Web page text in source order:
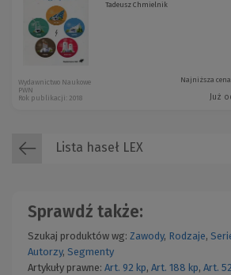
Tadeusz Chmielnik
Najniższa
Już
Wydawnictwo Naukowe
PWN
Rok publikacji: 2018
Lista haseł LEX
Sprawdź także:
Szukaj produktów wg: Zawody, Rodzaje,
Autorzy, Segmenty
Artykuły prawne: Art. 92 kp, Art. 188 kp, Art.